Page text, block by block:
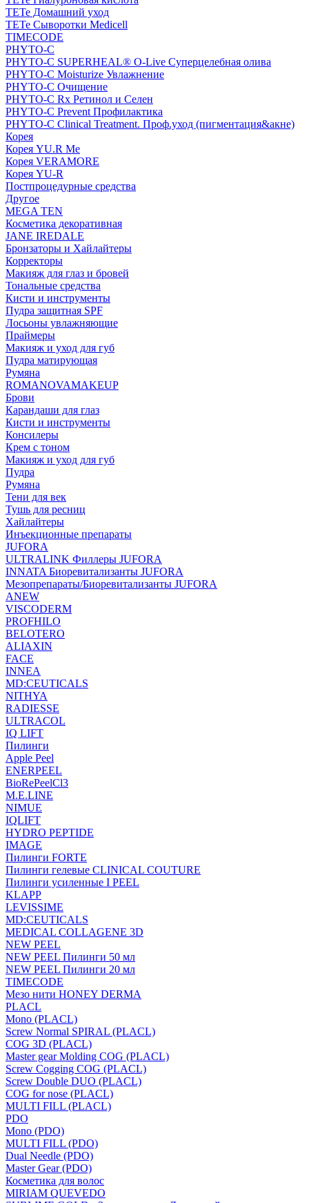
TETe Домашний уход
TETe Сыворотки Medicell
TIMECODE
PHYTO-C
PHYTO-C SUPERHEAL® O-Live Суперцелебная олива
PHYTO-C Moisturize Увлажнение
PHYTO-C Очищение
PHYTO-C Rx Ретинол и Селен
PHYTO-C Prevent Профилактика
PHYTO-C Clinical Treatment. Проф.уход (пигментация&акне)
Корея
Корея YU.R Me
Корея VERAMORE
Корея YU-R
Постпроцедурные средства
Другое
MEGA TEN
Косметика декоративная
JANE IREDALE
Бронзаторы и Хайлайтеры
Корректоры
Макияж для глаз и бровей
Тональные средства
Кисти и инструменты
Пудра защитная SPF
Лосьоны увлажняющие
Праймеры
Макияж и уход для губ
Пудра матирующая
Румяна
ROMANOVAMAKEUP
Брови
Карандаши для глаз
Кисти и инструменты
Консилеры
Крем с тоном
Макияж и уход для губ
Пудра
Румяна
Тени для век
Тушь для ресниц
Хайлайтеры
Инъекционные препараты
JUFORA
ULTRALINK Филлеры JUFORA
INNATA Биоревитализанты JUFORA
Мезопрепараты/Биоревитализанты JUFORA
ANEW
VISCODERM
PROFHILO
BELOTERO
ALIAXIN
FACE
INNEA
MD:CEUTICALS
NITHYA
RADIESSE
ULTRACOL
IQ LIFT
Пилинги
Apple Peel
ENERPEEL
BioRePeelCl3
M.E.LINE
NIMUE
IQLIFT
HYDRO PEPTIDE
IMAGE
Пилинги FORTE
Пилинги гелевые CLINICAL COUTURE
Пилинги усиленные I PEEL
KLAPP
LEVISSIME
MD:CEUTICALS
MEDICAL COLLAGENE 3D
NEW PEEL
NEW PEEL Пилинги 50 мл
NEW PEEL Пилинги 20 мл
TIMECODE
Мезо нити HONEY DERMA
PLACL
Mono (PLACL)
Screw Normal SPIRAL (PLACL)
COG 3D (PLACL)
Master gear Molding COG (PLACL)
Screw Cogging COG (PLACL)
Screw Double DUO (PLACL)
COG for nose (PLACL)
MULTI FILL (PLACL)
PDO
Mono (PDO)
MULTI FILL (PDO)
Dual Needle (PDO)
Master Gear (PDO)
Косметика для волос
MIRIAM QUEVEDO